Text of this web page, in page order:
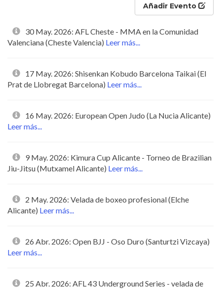
Añadir Evento
30 May. 2026: AFL Cheste - MMA en la Comunidad
Valenciana (Cheste Valencia) Leer más...
17 May. 2026: Shisenkan Kobudo Barcelona Taikai (El
Prat de Llobregat Barcelona) Leer más...
16 May. 2026: European Open Judo (La Nucia Alicante)
Leer más...
9 May. 2026: Kimura Cup Alicante - Torneo de Brazilian
Jiu-Jitsu (Mutxamel Alicante) Leer más...
2 May. 2026: Velada de boxeo profesional (Elche
Alicante) Leer más...
26 Abr. 2026: Open BJJ - Oso Duro (Santurtzi Vizcaya)
Leer más...
25 Abr. 2026: AFL 43 Underground Series - velada de